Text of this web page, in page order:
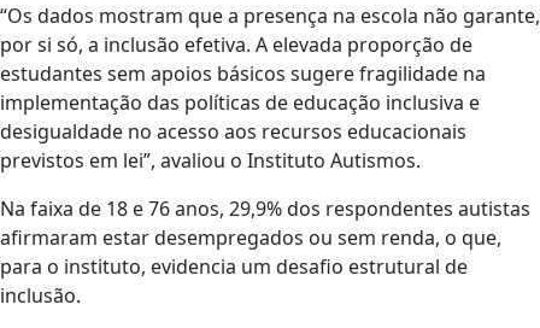
“Os dados mostram que a presença na escola não garante,
por si só, a inclusão efetiva. A elevada proporção de
estudantes sem apoios básicos sugere fragilidade na
implementação das políticas de educação inclusiva e
desigualdade no acesso aos recursos educacionais
previstos em lei”, avaliou o Instituto Autismos.
Na faixa de 18 e 76 anos, 29,9% dos respondentes autistas
afirmaram estar desempregados ou sem renda, o que,
para o instituto, evidencia um desafio estrutural de
inclusão.